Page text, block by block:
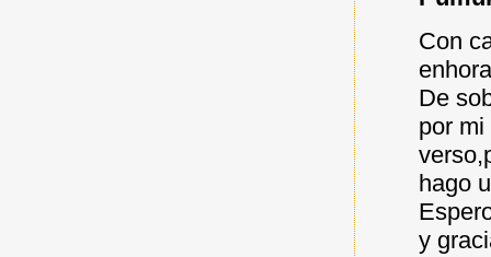
Con
De
por
hago
y